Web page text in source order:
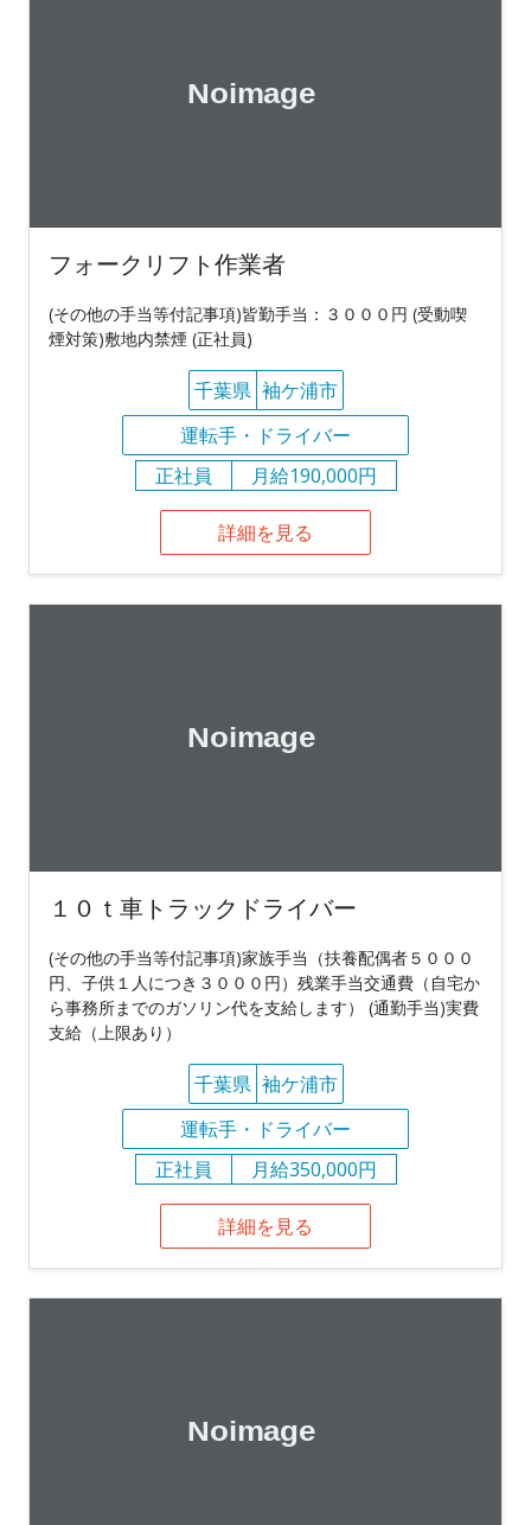
フォークリフト作業者
(その他の手当等付記事項)皆勤手当：３０００円 (受動喫
煙対策)敷地内禁煙 (正社員)
千葉県 袖ケ浦市
運転手・ドライバー
正社員
月給190,000円
詳細を見る
１０ｔ車トラックドライバー
(その他の手当等付記事項)家族手当（扶養配偶者５０００
円、子供１人につき３０００円）残業手当交通費（自宅か
ら事務所までのガソリン代を支給します） (通勤手当)実費
支給（上限あり）
千葉県 袖ケ浦市
運転手・ドライバー
正社員
月給350,000円
詳細を見る